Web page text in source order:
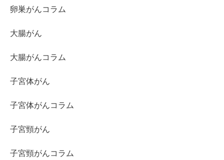
卵巣がんコラム
大腸がん
大腸がんコラム
子宮体がん
子宮体がんコラム
子宮頸がん
子宮頸がんコラム